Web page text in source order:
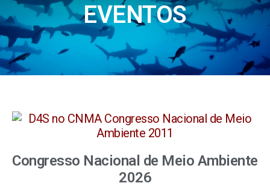
EVENTOS
Congresso Nacional de Meio Ambiente
2026